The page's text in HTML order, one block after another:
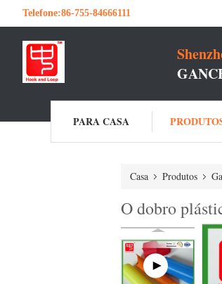
Telefone:86-755-84666111
PARA CASA
Casa Produtos
O dobro